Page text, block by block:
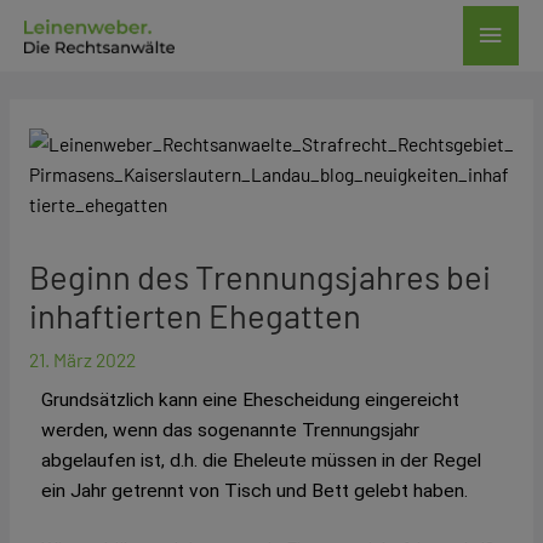
Inhalt
Beginn des Trennungsjahres bei
inhaftierten Ehegatten
21. März 2022
Grundsätzlich kann eine Ehescheidung eingereicht
werden, wenn das sogenannte Trennungsjahr
abgelaufen ist, d.h. die Eheleute müssen in der Regel
ein Jahr getrennt von Tisch und Bett gelebt haben.